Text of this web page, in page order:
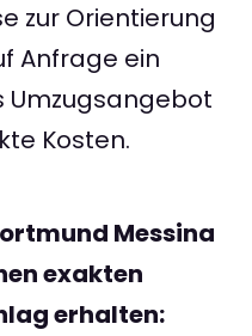
zur Orientierung
Anfrage ein
Kosten.
Messina
exakten
erhalten: